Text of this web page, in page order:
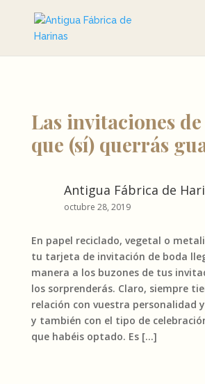
Las invitaciones
que (sí) querrás
Antigua Fábrica de
octubre 28, 2019
En papel reciclado, vegetal o
tu tarjeta de invitación de boda
manera a los buzones de tus
los sorprenderás. Claro, siempre
relación con vuestra personalidad
y también con el tipo de
que habéis optado. Es […]